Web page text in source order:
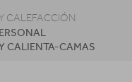
CALEFACCIÓN
CALIENTA-CAMAS